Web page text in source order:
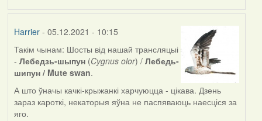
Harrier- 05.12.2021 - 10:15
Такім чынам: Шосты від нашай трансляцыі
- Лебедзь-шыпун (Cygnus olor) / Лебедь-
шипун / Mute swan.
А што ўначы качкі-крыжанкі харчуюцца - цікава. Дзень
зараз кароткі, некаторыя яўна не паспяваюць наесціся за
яго.